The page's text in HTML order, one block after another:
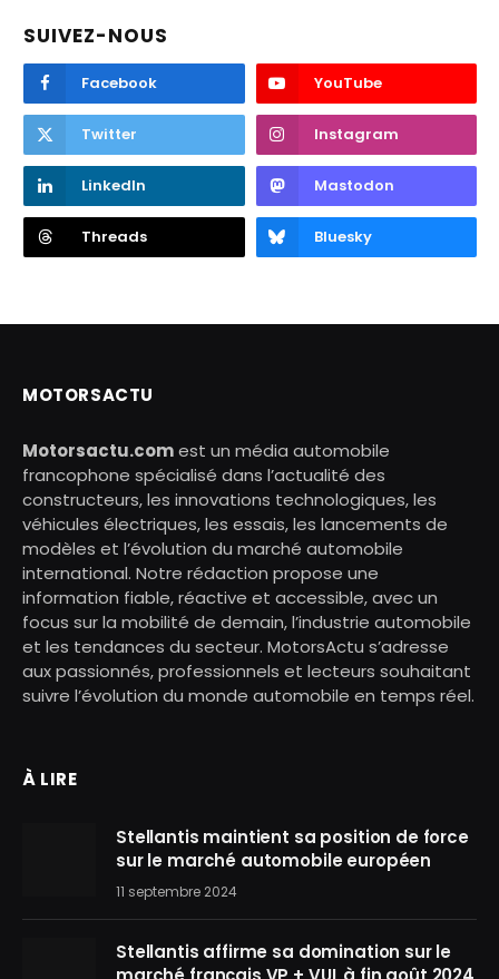
SUIVEZ-NOUS
Facebook YouTube
Twitter Instagram
LinkedIn Mastodon
Threads Bluesky
MOTORSACTU
Motorsactu.comest un média automobile
francophone spécialisé dans l’actualité des
constructeurs, les innovations technologiques, les
véhicules électriques, les essais, les lancements de
modèles et l’évolution du marché automobile
international. Notre rédaction propose une
information fiable, réactive et accessible, avec un
focus sur la mobilité de demain, l’industrie automobile
et les tendances du secteur. MotorsActu s’adresse
aux passionnés, professionnels et lecteurs souhaitant
suivre l’évolution du monde automobile en temps réel.
À LIRE
Stellantis maintient sa position de force
sur le marché automobile européen
11 septembre 2024
Stellantis affirme sa domination sur le